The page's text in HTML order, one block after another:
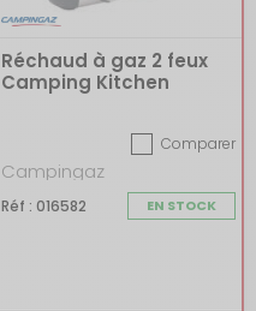
Réchaud à gaz 2 feux
Camping Kitchen
Comparer
Campingaz
Réf : 016582 EN STOCK